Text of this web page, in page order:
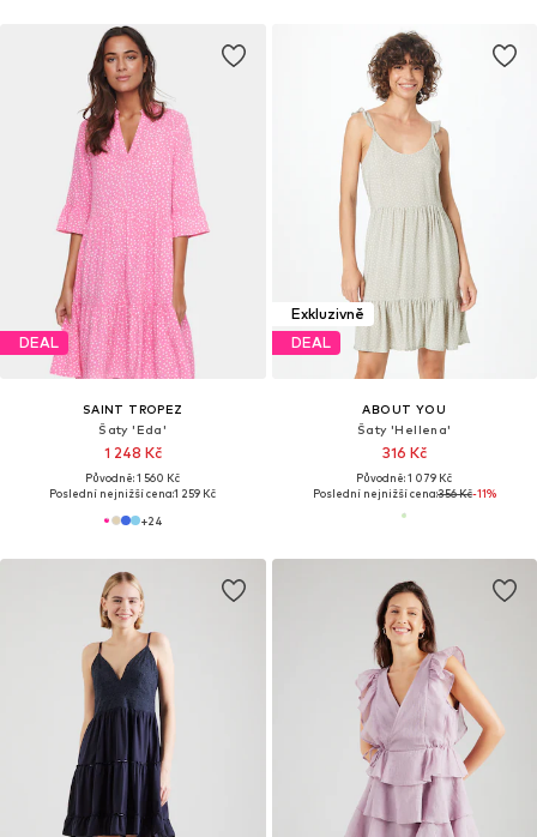
DEAL
SAINT TROPEZ
Šaty 'Eda'
1 248 Kč
Původně: 1 560 Kč
Poslední nejnižší cena:1 259 Kč
+24
Exkluzivně
DEAL
ABOUT YOU
Šaty 'Hellena'
316 Kč
Původně: 1 079 Kč
Poslední nejnižší cena:356 Kč-11%